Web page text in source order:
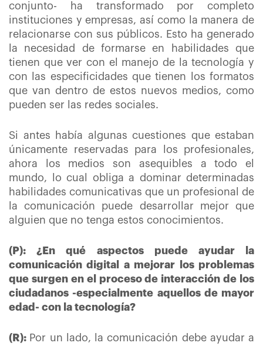
conjunto- ha transformado por completo
instituciones y empresas, así como la manera de
relacionarse con sus públicos. Esto ha generado
la necesidad de formarse en habilidades que
tienen que ver con el manejo de la tecnología y
con las especificidades que tienen los formatos
que van dentro de estos nuevos medios, como
pueden ser las redes sociales.
Si antes había algunas cuestiones que estaban
únicamente reservadas para los profesionales,
ahora los medios son asequibles a todo el
mundo, lo cual obliga a dominar determinadas
habilidades comunicativas que un profesional de
la comunicación puede desarrollar mejor que
alguien que no tenga estos conocimientos.
(P): ¿En qué aspectos puede ayudar la
comunicación digital a mejorar los problemas
que surgen en el proceso de interacción de los
ciudadanos -especialmente aquellos de mayor
edad- con la tecnología?
(R): Por un lado, la comunicación debe ayudar a